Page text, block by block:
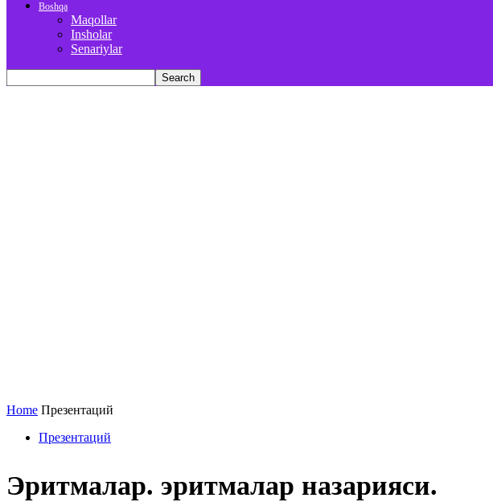
Boshqa
Maqollar
Insholar
Senariylar
Home Презентаций
Презентаций
Эритмалар. эритмалар назарияси.